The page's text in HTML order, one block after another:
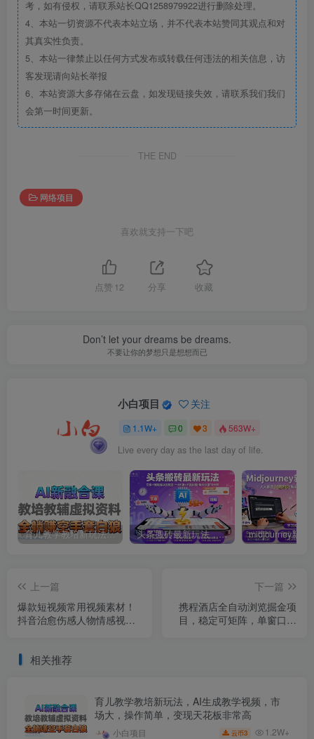
考，如有侵权，请联系站长QQ1258979922进行删除处理。
4、本站一切资源不代表本站立场，并不代表本站赞同其观点和对
其真实性负责。
5、本站一律禁止以任何方式发布或转载任何违法的相关信息，访
客发现请向站长举报
6、本站资源大多存储在云盘，如发现链接失效，请联系我们我们
会第一时间更新。
THE END
网络项目
喜欢就支持一下吧
点赞 12 分享 收藏
Don’t let your dreams be dreams.
不要让你的梦想只是想想而已
小白项目 关注
1.1W+ 0 3 563W+
Live every day as the last day of life.
育儿教学教培新玩法，AI生成教学视频，市场大，操作简单，变现天花板非常高 头条搬砖最新玩法，文章+视频用AI全搞定，一天5张+不是问题，每天只需10分钟
上一篇
爆款短视频常用视频素材！
抖音治愈伤感人物情感视频
下一篇
携程酒店全自动浏览掘金项
目，稳定可矩阵，单窗口收
相关推荐
育儿教学教培新玩法，AI生成教学视频，市
场大，操作简单，变现天花板非常高
小白项目 云币3 1.2W+